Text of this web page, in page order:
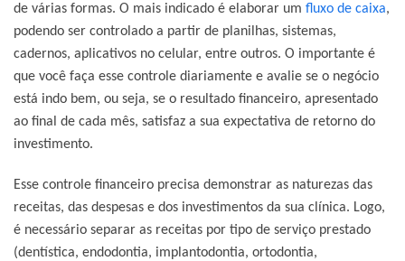
de várias formas. O mais indicado é elaborar um fluxo de caixa,
podendo ser controlado a partir de planilhas, sistemas,
cadernos, aplicativos no celular, entre outros. O importante é
que você faça esse controle diariamente e avalie se o negócio
está indo bem, ou seja, se o resultado financeiro, apresentado
ao final de cada mês, satisfaz a sua expectativa de retorno do
investimento.
Esse controle financeiro precisa demonstrar as naturezas das
receitas, das despesas e dos investimentos da sua clínica. Logo,
é necessário separar as receitas por tipo de serviço prestado
(dentística, endodontia, implantodontia, ortodontia,